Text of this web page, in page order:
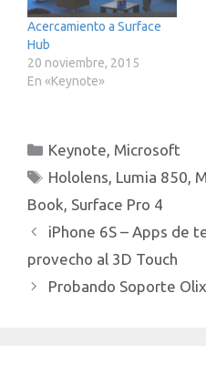
Acercamiento a Surface
Hub
20 noviembre, 2015
En «Keynote»
Categorías
Keynote Microsoft
Etiquetas
Hololens Lumia 850
Book Surface Pro 4
iPhone 6S – Apps de
provecho al 3D Touch
Probando Soporte